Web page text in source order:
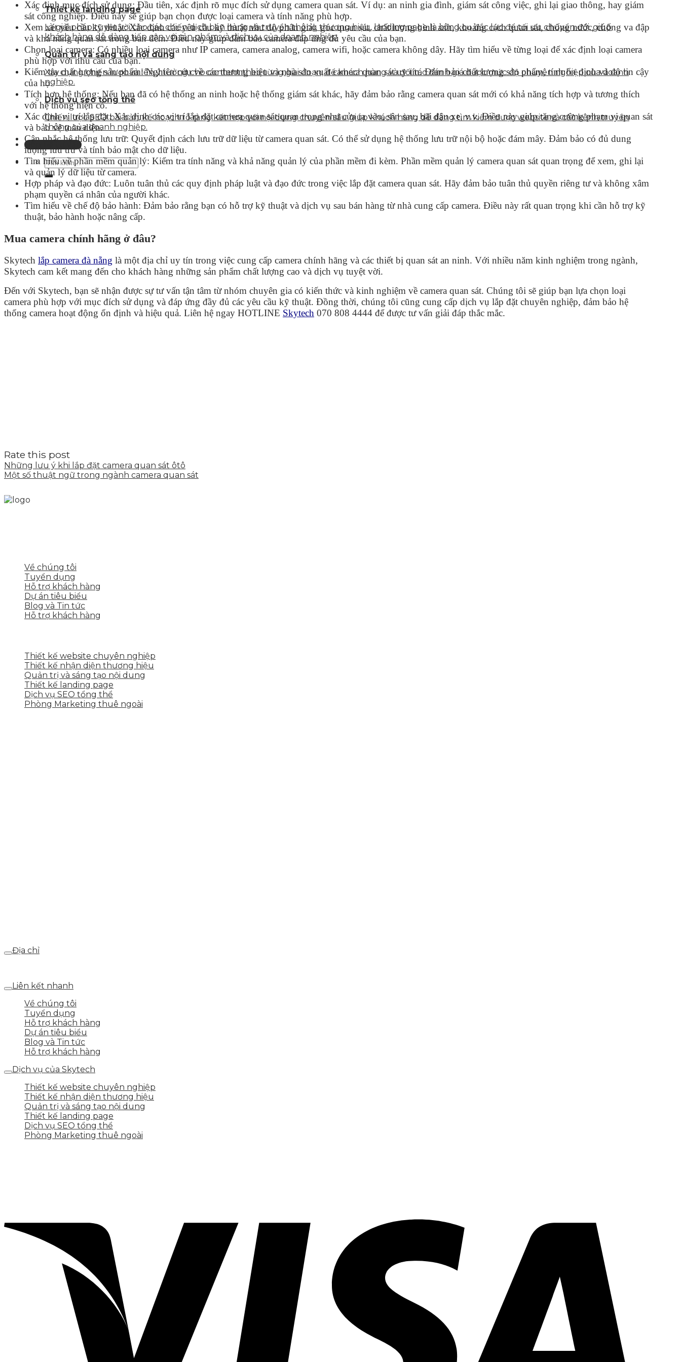
Thiết kế landing page
Là giải pháp tuyệt vời cho các chiến dịch bán hàng và truyền thông thương hiệu, landing page là công cụ đắc lực để tối ưu chuyển đổi, giúp
khách hàng dễ dàng tiếp cận với sản phẩm và dịch vụ của doanh nghiệp
Quản trị và sáng tạo nội dung
Xây dựng chiến lược và lên ý tưởng cho content theo từng giai đoạn, để khách hàng và đối tác đánh giá được mức độ chuyên nghiệp của doanh
nghiệp.
Dịch vụ seo tổng thể
Chiến lược SEO bài bản, kế hoạch rõ ràng kết hợp với nội dung chuyên sâu giúp khách hàng dễ dàng tìm kiếm được website và các kênh truyền
thông của doanh nghiệp.
Liên hệ tư vấn
Xác định mục đích sử dụng: Đầu tiên, xác định rõ mục đích sử dụng camera quan sát. Ví dụ: an ninh gia đình, giám sát công việc, ghi lại giao thông, hay giám
sát công nghiệp. Điều này sẽ giúp bạn chọn được loại camera và tính năng phù hợp.
Xem xét yêu cầu kỹ thuật: Xác định các yêu cầu kỹ thuật như độ phân giải, góc quan sát, chất lượng hình ảnh, khoảng cách quan sát, chống nước, chống va đập
và khả năng quan sát trong ban đêm. Điều này giúp đảm bảo camera đáp ứng đủ yêu cầu của bạn.
Chọn loại camera: Có nhiều loại camera như IP camera, camera analog, camera wifi, hoặc camera không dây. Hãy tìm hiểu về từng loại để xác định loại camera
phù hợp với nhu cầu của bạn.
Kiểm tra chất lượng sản phẩm: Nghiên cứu về các thương hiệu và nhà sản xuất camera quan sát uy tín. Đảm bảo chất lượng sản phẩm, tính ổn định và độ tin cậy
của họ.
Tích hợp hệ thống: Nếu bạn đã có hệ thống an ninh hoặc hệ thống giám sát khác, hãy đảm bảo rằng camera quan sát mới có khả năng tích hợp và tương thích
với hệ thống hiện có.
Xác định vị trí lắp đặt: Xác định các vị trí lắp đặt camera quan sát quan trọng như cửa ra vào, sân sau, bãi đậu xe, v.v. Điều này giúp tăng cường phạm vi quan sát
và bảo vệ toàn diện.
Cân nhắc hệ thống lưu trữ: Quyết định cách lưu trữ dữ liệu từ camera quan sát. Có thể sử dụng hệ thống lưu trữ nội bộ hoặc đám mây. Đảm bảo có đủ dung
lượng lưu trữ và tính bảo mật cho dữ liệu.
Tìm hiểu về phần mềm quản lý: Kiểm tra tính năng và khả năng quản lý của phần mềm đi kèm. Phần mềm quản lý camera quan sát quan trọng để xem, ghi lại
và quản lý dữ liệu từ camera.
Hợp pháp và đạo đức: Luôn tuân thủ các quy định pháp luật và đạo đức trong việc lắp đặt camera quan sát. Hãy đảm bảo tuân thủ quyền riêng tư và không xâm
phạm quyền cá nhân của người khác.
Tìm hiểu về chế độ bảo hành: Đảm bảo rằng bạn có hỗ trợ kỹ thuật và dịch vụ sau bán hàng từ nhà cung cấp camera. Điều này rất quan trọng khi cần hỗ trợ kỹ
thuật, bảo hành hoặc nâng cấp.
Mua camera chính hãng ở đâu?
Skytech lắp camera đà nẵng là một địa chỉ uy tín trong việc cung cấp camera chính hãng và các thiết bị quan sát an ninh. Với nhiều năm kinh nghiệm trong ngành,
Skytech cam kết mang đến cho khách hàng những sản phẩm chất lượng cao và dịch vụ tuyệt vời.
Đến với Skytech, bạn sẽ nhận được sự tư vấn tận tâm từ nhóm chuyên gia có kiến thức và kinh nghiệm về camera quan sát. Chúng tôi sẽ giúp bạn lựa chọn loại
camera phù hợp với mục đích sử dụng và đáp ứng đầy đủ các yêu cầu kỹ thuật. Đồng thời, chúng tôi cũng cung cấp dịch vụ lắp đặt chuyên nghiệp, đảm bảo hệ
thống camera hoạt động ổn định và hiệu quả. Liên hệ ngay HOTLINE Skytech 070 808 4444 để được tư vấn giải đáp thắc mắc.
Rate this post
Những lưu ý khi lắp đặt camera quan sát ôtô
Một số thuật ngữ trong ngành camera quan sát
Về chúng tôi
Tuyển dụng
Hỗ trợ khách hàng
Dự án tiêu biểu
Blog và Tin tức
Hỗ trợ khách hàng
Thiết kế website chuyên nghiệp
Thiết kế nhận diện thương hiệu
Quản trị và sáng tạo nội dung
Thiết kế landing page
Dịch vụ SEO tổng thể
Phòng Marketing thuê ngoài
Địa chỉ
Liên kết nhanh
Về chúng tôi
Tuyển dụng
Hỗ trợ khách hàng
Dự án tiêu biểu
Blog và Tin tức
Hỗ trợ khách hàng
Dịch vụ của Skytech
Thiết kế website chuyên nghiệp
Thiết kế nhận diện thương hiệu
Quản trị và sáng tạo nội dung
Thiết kế landing page
Dịch vụ SEO tổng thể
Phòng Marketing thuê ngoài